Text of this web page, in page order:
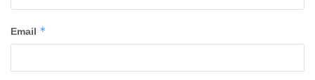
Email *